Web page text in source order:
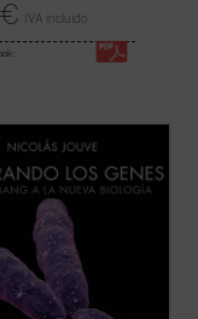
€ IVA incluido
Dolores Vila-Coro.
los conocimientos en todas
saber científico, y
en la genética, durante el
extraordinario. Ahora bien,
siempre ...